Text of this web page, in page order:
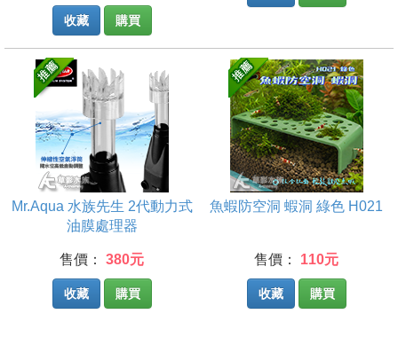
收藏 購買
Mr.Aqua 水族先生 2代動力式
油膜處理器
售價： 380元
收藏 購買
魚蝦防空洞 蝦洞 綠色 H021
售價： 110元
收藏 購買